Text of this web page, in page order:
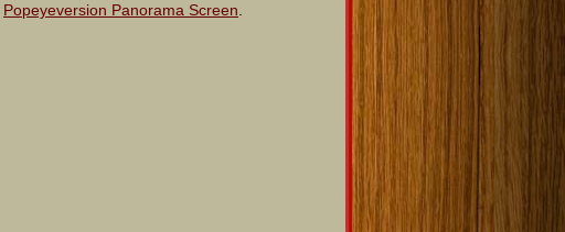
Popeyeversion Panorama Screen